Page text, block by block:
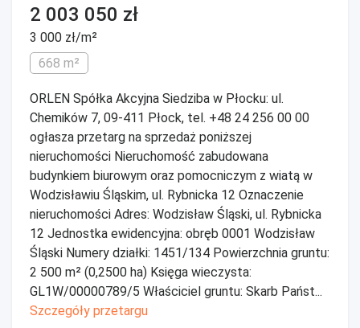
2 003 050 zł
3 000 zł/m²
668 m²
ORLEN Spółka Akcyjna Siedziba w Płocku: ul.
Chemików 7, 09-411 Płock, tel. +48 24 256 00 00
ogłasza przetarg na sprzedaż poniższej
nieruchomości Nieruchomość zabudowana
budynkiem biurowym oraz pomocniczym z wiatą w
Wodzisławiu Śląskim, ul. Rybnicka 12 Oznaczenie
nieruchomości Adres: Wodzisław Śląski, ul. Rybnicka
12 Jednostka ewidencyjna: obręb 0001 Wodzisław
Śląski Numery działki: 1451/134 Powierzchnia gruntu:
2 500 m² (0,2500 ha) Księga wieczysta:
GL1W/00000789/5 Właściciel gruntu: Skarb Państ...
Szczegóły przetargu